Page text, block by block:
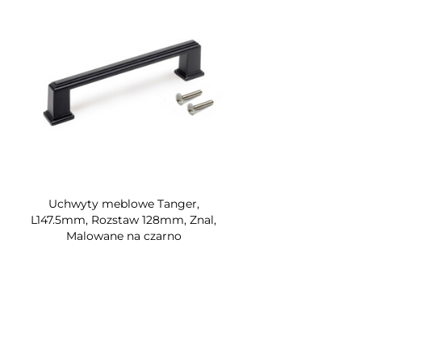
Uchwyty meblowe Tanger,
L147.5mm, Rozstaw 128mm, Znal,
Malowane na czarno